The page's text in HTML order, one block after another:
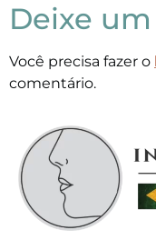
Deixe
Você precisa fazer o
comentário.